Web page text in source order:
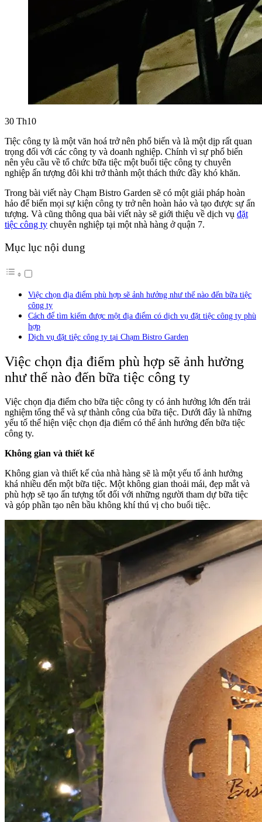
30 Th10
Tiệc công ty là một văn hoá trở nên phổ biến và là một dịp rất quan
trọng đối với các công ty và doanh nghiệp. Chính vì sự phổ biến
nên yêu cầu về tổ chức bữa tiệc một buổi tiệc công ty chuyên
nghiệp ấn tượng đôi khi trở thành một thách thức đầy khó khăn.
Trong bài viết này Chạm Bistro Garden sẽ có một giải pháp hoàn
hảo để biến mọi sự kiện công ty trở nên hoàn hảo và tạo được sự ấn
tượng. Và cũng thông qua bài viết này sẽ giới thiệu về dịch vụ đặt
tiệc công ty chuyên nghiệp tại một nhà hàng ở quận 7.
Mục lục nội dung
Việc chọn địa điểm phù hợp sẽ ảnh hưởng như thế nào đến bữa tiệc
công ty
Cách để tìm kiếm được một địa điểm có dịch vụ đặt tiệc công ty phù
hợp
Dịch vụ đặt tiệc công ty tại Chạm Bistro Garden
Việc chọn địa điểm phù hợp sẽ ảnh hưởng
như thế nào đến bữa tiệc công ty
Việc chọn địa điểm cho bữa tiệc công ty có ảnh hưởng lớn đến trải
nghiệm tổng thể và sự thành công của bữa tiệc. Dưới đây là những
yếu tố thể hiện việc chọn địa điểm có thể ảnh hưởng đến bữa tiệc
công ty.
Không gian và thiết kế
Không gian và thiết kế của nhà hàng sẽ là một yếu tố ảnh hưởng
khá nhiều đến một bữa tiệc. Một không gian thoải mái, đẹp mắt và
phù hợp sẽ tạo ấn tượng tốt đối với những người tham dự bữa tiệc
và góp phần tạo nên bầu không khí thú vị cho buổi tiệc.